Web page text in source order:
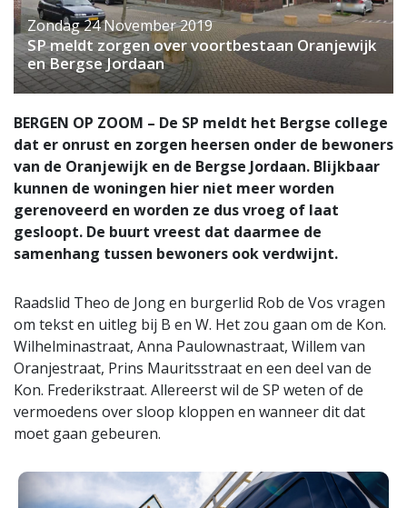
Zondag 24 November 2019
SP meldt zorgen over voortbestaan Oranjewijk
en Bergse Jordaan
BERGEN OP ZOOM – De SP meldt het Bergse college
dat er onrust en zorgen heersen onder de bewoners
van de Oranjewijk en de Bergse Jordaan. Blijkbaar
kunnen de woningen hier niet meer worden
gerenoveerd en worden ze dus vroeg of laat
gesloopt. De buurt vreest dat daarmee de
samenhang tussen bewoners ook verdwijnt.
Raadslid Theo de Jong en burgerlid Rob de Vos vragen
om tekst en uitleg bij B en W. Het zou gaan om de Kon.
Wilhelminastraat, Anna Paulownastraat, Willem van
Oranjestraat, Prins Mauritsstraat en een deel van de
Kon. Frederikstraat. Allereerst wil de SP weten of de
vermoedens over sloop kloppen en wanneer dit dat
moet gaan gebeuren.